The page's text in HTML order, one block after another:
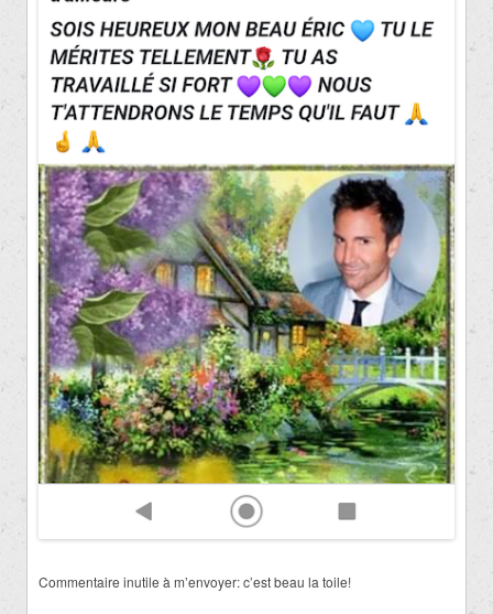
Commentaire inutile à m’envoyer: c’est beau la toile!